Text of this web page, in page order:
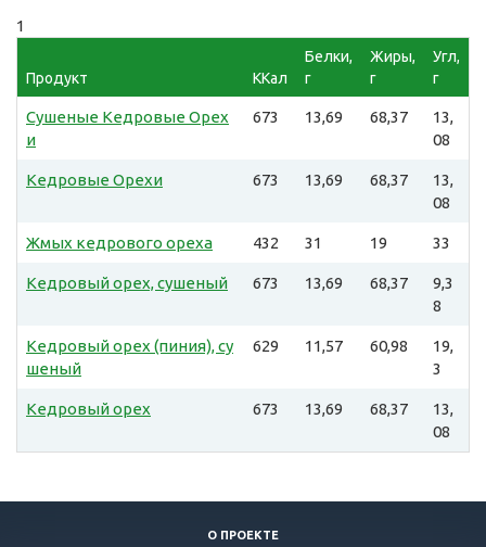
1
Продукт ККал
Белки,
г
Жиры,
г
Угл,
г
Сушеные Кедровые Орех
и
673 13,69 68,37
13,
08
Кедровые Орехи 673 13,69 68,37
13,
08
Жмых кедрового ореха 432 31 19 33
Кедровый орех, сушеный 673 13,69 68,37
9,3
8
Кедровый орех (пиния), су
шеный
629 11,57 60,98
19,
3
Кедровый орех 673 13,69 68,37
13,
08
О ПРОЕКТЕ